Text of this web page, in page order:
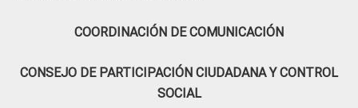
COORDINACIÓN DE COMUNICACIÓN
CONSEJO DE PARTICIPACIÓN CIUDADANA Y CONTROL
SOCIAL